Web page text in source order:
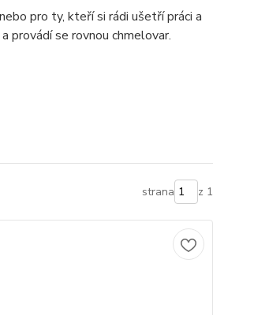
pro ty, kteří si rádi ušetří práci a
provádí se rovnou chmelovar.
strana z 1